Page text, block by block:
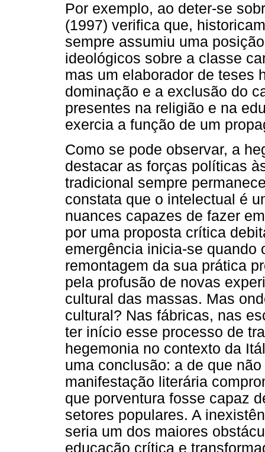
Por exemplo, ao deter-se
(1997) verifica que,
sempre assumiu uma
ideológicos sobre a classe
mas um elaborador de teses
dominação e a exclusão do
presentes na religião e na
exercia a função de um
Como se pode observar, a
destacar as forças políticas
tradicional sempre
constata que o intelectual é
nuances capazes de fazer
por uma proposta crítica
emergência inicia-se quando
remontagem da sua prática
pela profusão de novas
cultural das massas. Mas
cultural? Nas fábricas, nas
ter início esse processo de
hegemonia no contexto da
uma conclusão: a de que
manifestação literária
que porventura fosse capaz
setores populares. A
seria um dos maiores
educação crítica e